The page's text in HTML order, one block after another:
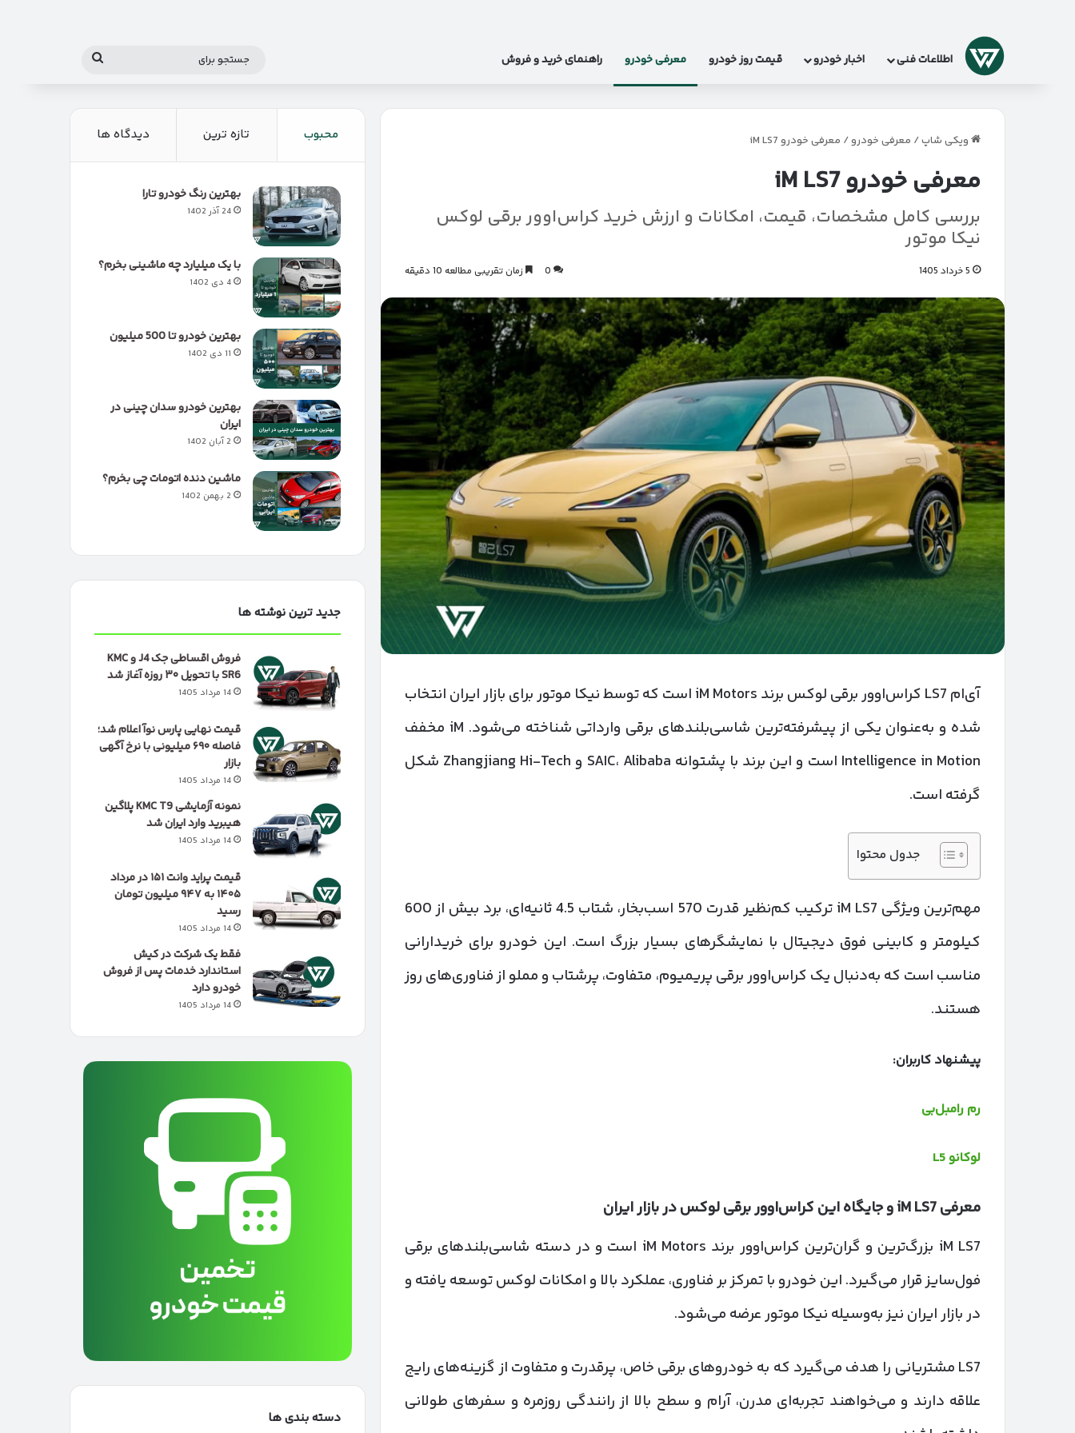
لوگو اطلاعات فنی اخبار خودرو قیمت روز خودرو معرفی خودرو راهنمای خرید و فروش
جستجو
ویکی شاپ/ معرفی خودرو/ معرفی خودرو iM LS7
معرفی خودرو iM LS7
بررسی کامل مشخصات، قیمت، امکانات و ارزش خرید کراس‌اوور برقی لوکس
نیکا موتور
5 خرداد 1405 0 زمان تقریبی مطالعه 10 دقیقه
آی‌ام LS7 کراس‌اوور برقی لوکس برند iM Motors است که توسط نیکا موتور برای بازار ایران انتخاب
شده و به‌عنوان یکی از پیشرفته‌ترین شاسی‌بلندهای برقی وارداتی شناخته می‌شود. iM مخفف
Intelligence in Motion است و این برند با پشتوانه SAIC، Alibaba و Zhangjiang Hi-Tech شکل
گرفته است.
جدول محتوا
مهم‌ترین ویژگی iM LS7 ترکیب کم‌نظیر قدرت 570 اسب‌بخار، شتاب 4.5 ثانیه‌ای، برد بیش از 600
کیلومتر و کابینی فوق دیجیتال با نمایشگرهای بسیار بزرگ است. این خودرو برای خریدارانی
مناسب است که به‌دنبال یک کراس‌اوور برقی پریمیوم، متفاوت، پرشتاب و مملو از فناوری‌های روز
هستند.
پیشنهاد کاربران:
رم رامبل‌بی
لوکانو L5
معرفی
و جایگاه این کراس‌اوور برقی لوکس در بازار ایران
iM LS7 بزرگ‌ترین و گران‌ترین کراس‌اوور برند iM Motors است و در دسته شاسی‌بلندهای برقی
فول‌سایز قرار می‌گیرد. این خودرو با تمرکز بر فناوری، عملکرد بالا و امکانات لوکس توسعه یافته و
در بازار ایران نیز به‌وسیله نیکا موتور عرضه می‌شود.
LS7 مشتریانی را هدف می‌گیرد که به خودروهای برقی خاص، پرقدرت و متفاوت از گزینه‌های رایج
علاقه دارند و می‌خواهند تجربه‌ای مدرن، آرام و سطح بالا از رانندگی روزمره و سفرهای طولانی
محبوب تازه ترین دیدگاه ها
بهترین رنگ خودرو تارا
24 آذر 1402
با یک میلیارد چه ماشینی بخرم؟
4 دی 1402
بهترین خودرو تا 500 میلیون
11 دی 1402
بهترین خودرو سدان چینی در
ایران
2 آبان 1402
ماشین دنده اتومات چی بخرم؟
2 بهمن 1402
جدید ترین نوشته ها
فروش اقساطی جک J4 و KMC
SR6 با تحویل ۳۰ روزه آغاز شد
14 مرداد 1405
قیمت نهایی پارس نوآ اعلام شد؛
فاصله ۶۹۰ میلیونی با نرخ آگهی
بازار
14 مرداد 1405
نمونه آزمایشی KMC T9 پلاگین
هیبرید وارد ایران شد
14 مرداد 1405
قیمت پراید وانت ۱۵۱ در مرداد
۱۴۰۵ به ۹۴۷ میلیون تومان
رسید
14 مرداد 1405
فقط یک شرکت در کیش
استاندارد خدمات پس از فروش
خودرو دارد
14 مرداد 1405
دسته بندی ها